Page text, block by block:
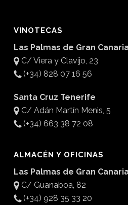
VINOTECAS
Las Palmas de Gran
C/ Viera y Clavijo, 23
(+34) 828 07 16 56
Santa Cruz Tenerife
C/ Adán Martín Menis, 5
(+34) 663 38 72 08
ALMACÉN Y OFICINAS
Las Palmas de Gran
C/ Guanaboa, 82
(+34) 928 35 33 20